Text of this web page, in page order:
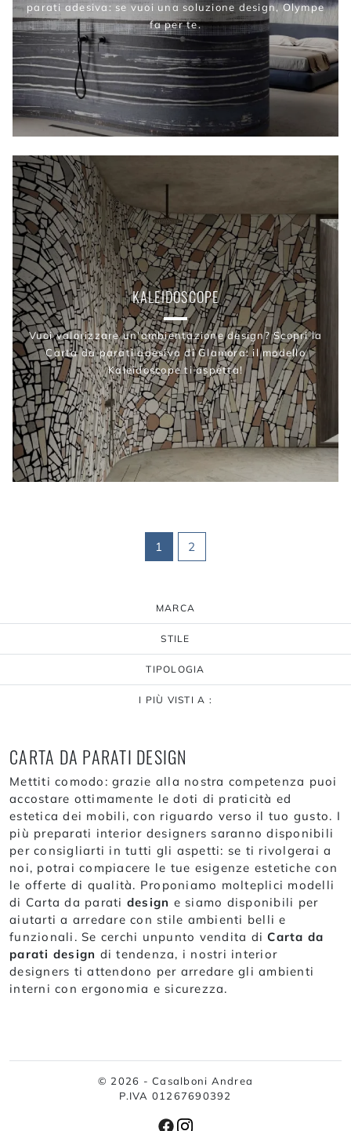
MARCA
STILE
TIPOLOGIA
I PIÙ VISTI A :
parati adesiva: se vuoi una soluzione design, Olympe
fa per te.
KALEIDOSCOPE
Vuoi valorizzare un'ambientazione design? Scopri la
Carta da parati adesiva di Glamora: il modello
Kaleidoscope ti aspetta!
1 2
CARTA DA PARATI DESIGN
Mettiti comodo: grazie alla nostra competenza puoi
accostare ottimamente le doti di praticità ed
estetica dei mobili, con riguardo verso il tuo gusto. I
più preparati interior designers saranno disponibili
per consigliarti in tutti gli aspetti: se ti rivolgerai a
noi, potrai compiacere le tue esigenze estetiche con
le offerte di qualità. Proponiamo molteplici modelli
di Carta da parati design e siamo disponibili per
aiutarti a arredare con stile ambienti belli e
funzionali. Se cerchi unpunto vendita diCarta da
parati design di tendenza, i nostri interior
designers ti attendono per arredare gli ambienti
interni con ergonomia e sicurezza.
© 2026 - Casalboni Andrea
P.IVA 01267690392